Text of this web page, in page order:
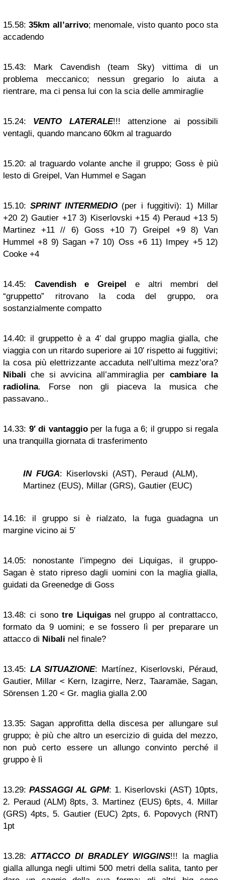
15.58: 35km all’arrivo; menomale, visto quanto poco sta
accadendo
15.43: Mark Cavendish (team Sky) vittima di un
problema meccanico; nessun gregario lo aiuta a
rientrare, ma ci pensa lui con la scia delle ammiraglie
15.24: VENTO LATERALE!!! attenzione ai possibili
ventagli, quando mancano 60km al traguardo
15.20: al traguardo volante anche il gruppo; Goss è più
lesto di Greipel, Van Hummel e Sagan
15.10: SPRINT INTERMEDIO (per i fuggitivi): 1) Millar
+20 2) Gautier +17 3) Kiserlovski +15 4) Peraud +13 5)
Martinez +11 // 6) Goss +10 7) Greipel +9 8) Van
Hummel +8 9) Sagan +7 10) Oss +6 11) Impey +5 12)
Cooke +4
14.45: Cavendish e Greipel e altri membri del
“gruppetto” ritrovano la coda del gruppo, ora
sostanzialmente compatto
14.40: il gruppetto è a 4′ dal gruppo maglia gialla, che
viaggia con un ritardo superiore ai 10′ rispetto ai fuggitivi;
la cosa più elettrizzante accaduta nell’ultima mezz’ora?
Nibali che si avvicina all’ammiraglia per cambiare la
radiolina. Forse non gli piaceva la musica che
passavano..
14.33: 9′ di vantaggioper la fuga a 6; il gruppo si regala
una tranquilla giornata di trasferimento
IN FUGA: Kiserlovski (AST), Peraud (ALM),
Martinez (EUS), Millar (GRS), Gautier (EUC)
14.16: il gruppo si è rialzato, la fuga guadagna un
margine vicino ai 5′
14.05: nonostante l’impegno dei Liquigas, il gruppo-
Sagan è stato ripreso dagli uomini con la maglia gialla,
guidati da Greenedge di Goss
13.48: ci sonotre Liquigasnel gruppo al contrattacco,
formato da 9 uomini; e se fossero lì per preparare un
attacco di Nibali nel finale?
13.45: LA SITUAZIONE: Martínez, Kiserlovski, Péraud,
Gautier, Millar < Kern, Izagirre, Nerz, Taaramäe, Sagan,
Sörensen 1.20 < Gr. maglia gialla 2.00
13.35: Sagan approfitta della discesa per allungare sul
gruppo; è più che altro un esercizio di guida del mezzo,
non può certo essere un allungo convinto perché il
gruppo è lì
13.29: PASSAGGI AL GPM: 1. Kiserlovski (AST) 10pts,
2. Peraud (ALM) 8pts, 3. Martinez (EUS) 6pts, 4. Millar
(GRS) 4pts, 5. Gautier (EUC) 2pts, 6. Popovych (RNT)
1pt
13.28: ATTACCO DI BRADLEY WIGGINS!!! la maglia
gialla allunga negli ultimi 500 metri della salita, tanto per